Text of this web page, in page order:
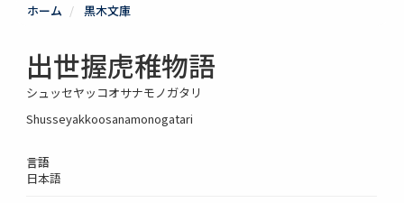
ホーム 黒木文庫
出世握虎稚物語
シュッセヤッコオサナモノガタリ
Shusseyakkoosanamonogatari
言語
日本語